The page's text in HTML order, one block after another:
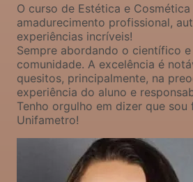
O curso de Estética e
amadurecimento profissional,
experiências incríveis!
Sempre abordando o científico
comunidade. A excelência é
quesitos, principalmente, na
experiência do aluno e
Tenho orgulho em dizer que sou
Unifametro!